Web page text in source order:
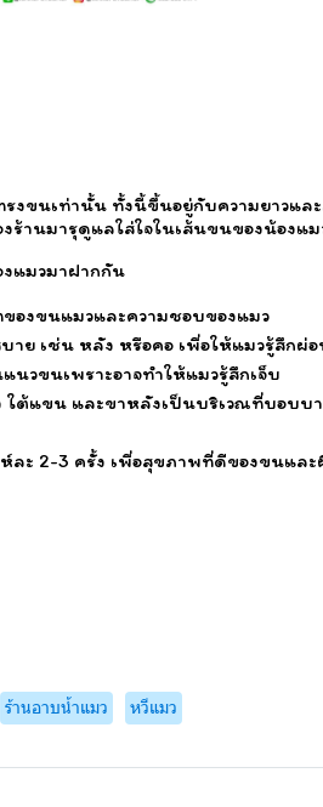
งขนเท่านั้น ทั้งนี้ขึ้นอยู่กับความยาวแล
านมารุดูแลใส่ใจในเส้นขนของน้องแ
แมวมาฝากกัน
องขนแมวและความชอบของแมว
าย เช่น หลัง หรือคอ เพื่อให้แมวรู้สึกผ่
วขนเพราะอาจทำให้แมวรู้สึกเจ็บ
ต้แขน และขาหลังเป็นบริเวณที่บอบบา
ละ 2-3 ครั้ง เพื่อสุขภาพที่ดีของขนแล
ร้านอาบน้ำแมว หวีแมว